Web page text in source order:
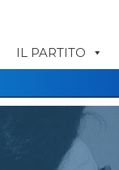
IL PARTITO